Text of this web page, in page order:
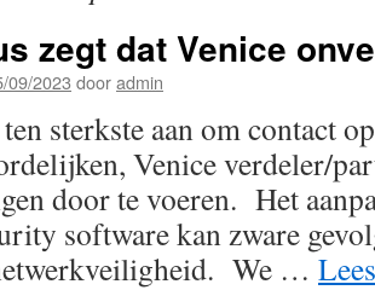
zegt dat Venice
09/2023 dooradmin
sterkste aan om contact
Venice verdeler/
door te voeren. Het
software kan zware
We …